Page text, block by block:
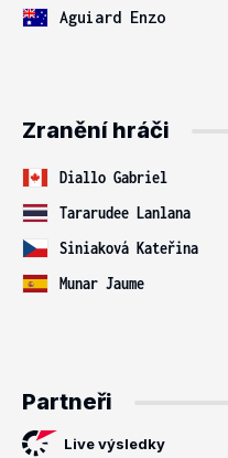
Aguiard Enzo
Zranění hráči
Diallo Gabriel
Tararudee Lanlana
Siniaková Kateřina
Munar Jaume
Partneři
Live výsledky